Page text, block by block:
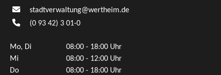
stadtverwaltung@wertheim.de
(0 93 42) 3 01-0
Mo, Di
08:00 - 18:00 Uhr
Mi
08:00 - 12:00 Uhr
Do
08:00 - 18:00 Uhr